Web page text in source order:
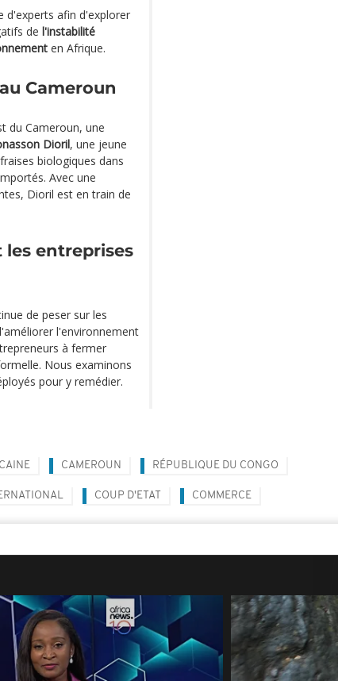
d'experts afin d'explorer
de l'instabilité
en Afrique.
Cameroun
du Cameroun, une
Dioril, une jeune
biologiques dans
Avec une
Dioril est en train de
les entreprises
de peser sur les
l'environnement
à fermer
Nous examinons
pour y remédier.
CAMEROUN RÉPUBLIQUE DU CONGO
COUP D'ETAT COMMERCE